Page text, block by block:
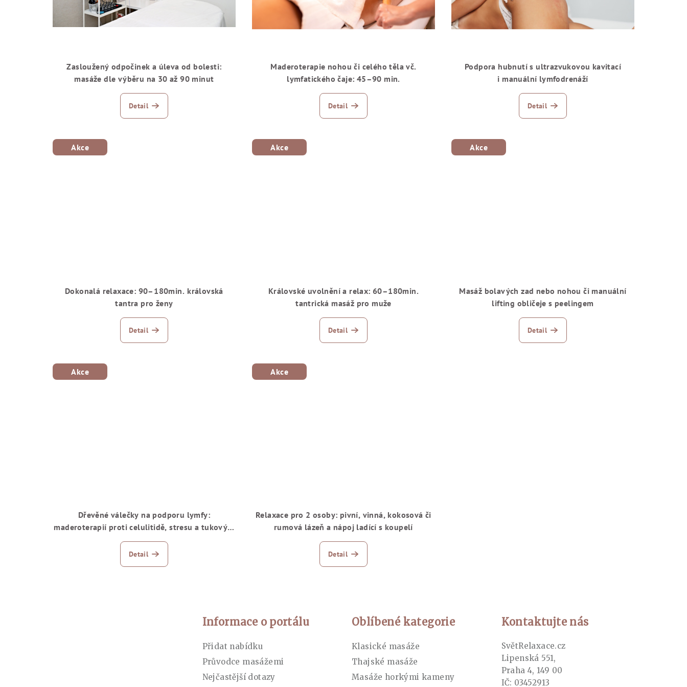
Zasloužený odpočinek a úleva od bolesti:
masáže dle výběru na 30 až 90 minut
Detail
Maderoterapie nohou či celého těla vč.
lymfatického čaje: 45–90 min.
Detail
Podpora hubnutí s ultrazvukovou kavitací
i manuální lymfodrenáží
Detail
Akce
Dokonalá relaxace: 90–⁠180min. ⁠⁠královská
tantra pro ženy
Detail
Akce
Královské uvolnění a relax: 60–180min.
tantrická masáž pro muže
Detail
Akce
Masáž bolavých zad nebo nohou či manuální
lifting obličeje s peelingem
Detail
Akce
Dřevěné válečky na podporu lymfy:
maderoterapií proti celulitidě, stresu a tukovým
zásobám
Detail
Akce
Relaxace pro 2 osoby: pivní, vinná, kokosová či
rumová lázeň a nápoj ladící s koupelí
Detail
Informace o portálu
Přidat nabídku
Průvodce masážemi
Nejčastější dotazy
Oblíbené kategorie
Klasické masáže
Thajské masáže
Masáže horkými kameny
Kontaktujte nás
SvětRelaxace.cz
Lipenská 551,
Praha 4, 149 00
IČ: 03452913